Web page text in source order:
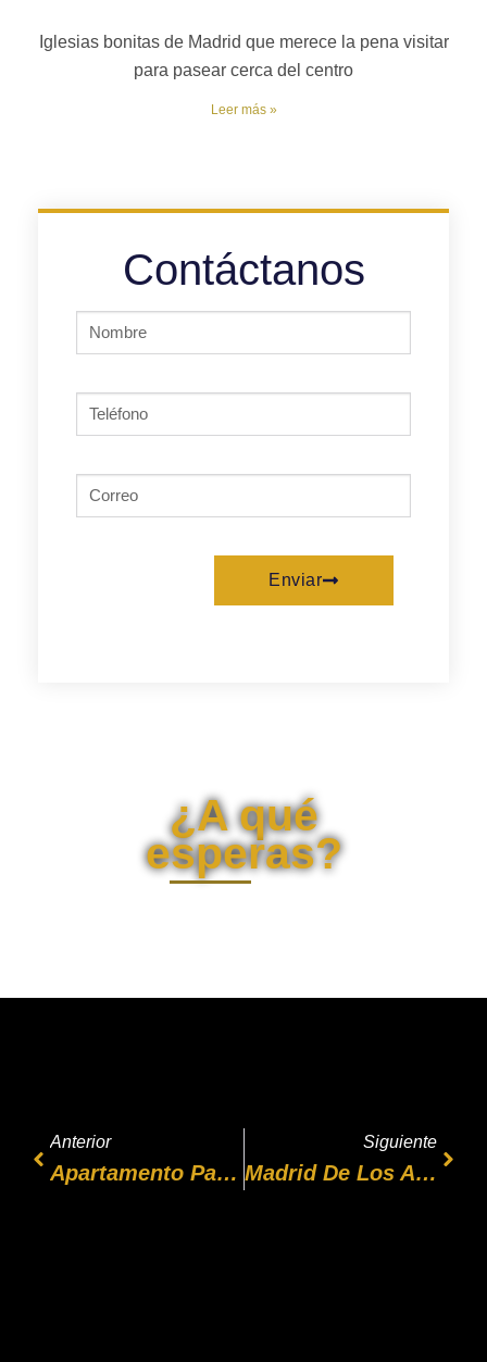
Iglesias bonitas de Madrid que merece la pena visitar
para pasear cerca del centro
Leer más »
Contáctanos
Enviar
¿A qué
esperas?
Anterior
Apartamento Para Teletrabajar En Madrid: Trabaja Fino, Vive Mejor (y Que Madrid Haga El Resto)
Siguiente
Madrid De Los Austrias